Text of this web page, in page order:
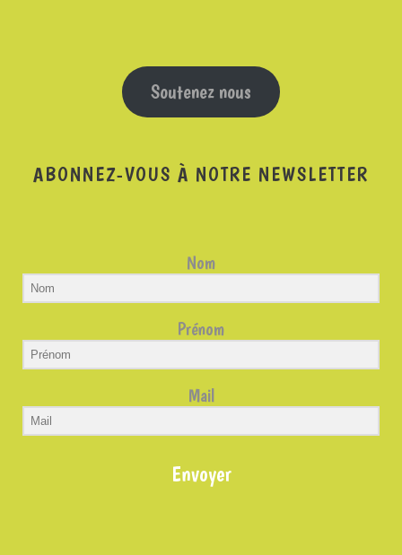
Soutenez nous
ABONNEZ-VOUS À NOTRE NEWSLETTER
Nom
Prénom
Mail
Envoyer